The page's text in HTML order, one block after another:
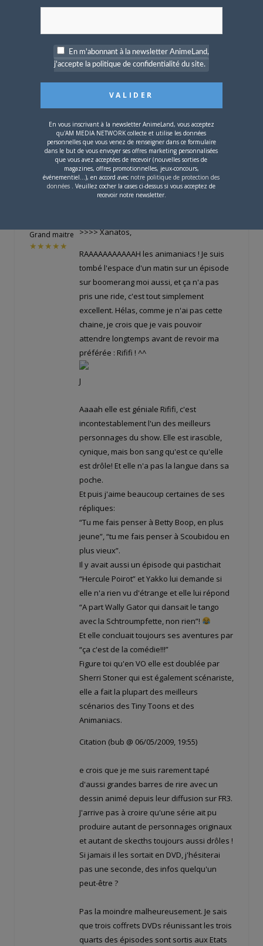
accessible (même si cela reste toujours un
métrage). Ce sera un coup de projecteur
sur la maison de production Les films de
l'arlequin, et il y aura au cours de la séance
très japonisant, très beau et qui parle des
cela vaut le coup de le voir!). Plus d'info
Grand maitre
★★★★★
Xanatos LE8 MAI 2009 À 16 H 29 MIN
>>>> Xanatos,
RAAAAAAAAAAAH les animaniacs ! Je suis
tombé l'espace d'un matin sur un épisode
sur boomerang moi aussi, et ça n'a pas
pris une ride, c'est tout simplement
excellent. Hélas, comme je n'ai pas cette
chaine, je crois que je vais pouvoir
attendre longtemps avant de revoir ma
préférée : Rififi ! ^^
J
Aaaah elle est géniale Rififi, c'est
incontestablement l'un des meilleurs
personnages du show. Elle est irascible,
cynique, mais bon sang qu'est ce qu'elle
est drôle! Et elle n'a pas la langue dans sa
poche.
Et puis j'aime beaucoup certaines de ses
répliques:
“Tu me fais penser à Betty Boop, en plus
jeune”, “tu me fais penser à Scoubidou en
plus vieux”.
Il y avait aussi un épisode qui pastichait
“Hercule Poirot” et Yakko lui demande si
elle n'a rien vu d'étrange et elle lui répond
“A part Wally Gator qui dansait le tango
avec la Schtroumpfette, non rien”!
Et elle concluait toujours ses aventures par
“ça c'est de la comédie!!!”
Figure toi qu'en VO elle est doublée par
Sherri Stoner qui est également scénariste,
elle a fait la plupart des meilleurs
scénarios des Tiny Toons et des
Animaniacs.
Citation (bub @ 06/05/2009, 19:55)
e crois que je me suis rarement tapé
d'aussi grandes barres de rire avec un
dessin animé depuis leur diffusion sur FR3.
J'arrive pas à croire qu'une série ait pu
produire autant de personnages originaux
et autant de skecths toujours aussi drôles !
Si jamais il les sortait en DVD, j'hésiterai
pas une seconde, des infos quelqu'un
peut-être ?
Pas la moindre malheureusement. Je sais
que trois coffrets DVDs réunissant les trois
quarts des épisodes sont sortis aux Etats
En m'abonnant à la newsletter AnimeLand,
j'accepte la politique de confidentialité du site.
En vous inscrivant à la newsletter AnimeLand, vous acceptez
qu'AM MEDIA NETWORK collecte et utilise les données
personnelles que vous venez de renseigner dans ce formulaire
dans le but de vous envoyer ses offres marketing personnalisées
que vous avez acceptées de recevoir (nouvelles sorties de
magazines, offres promotionnelles, jeux-concours,
événementiel...), en accord avec notre politique de protection des
données . Veuillez cocher la cases ci-dessus si vous acceptez de
recevoir notre newsletter.